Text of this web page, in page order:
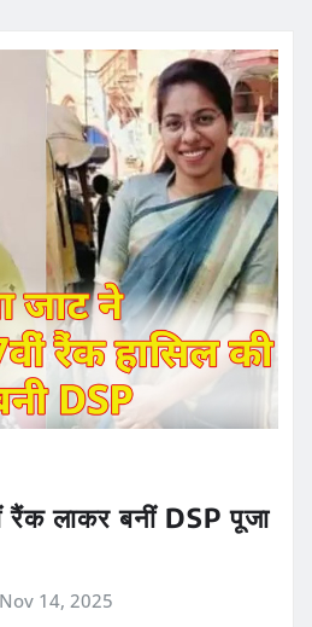
रैंक लाकर बनीं DSP पूजा
Nov 14, 2025